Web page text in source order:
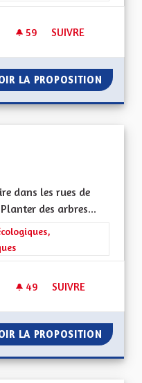
59 59 ABONNÉS
SUIVRE
LA PROPOSITION
dans les rues de
des arbres...
: Les transitions
49 49 ABONNÉS
SUIVRE
LA PROPOSITION